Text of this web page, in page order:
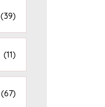
(39)
(11)
(67)